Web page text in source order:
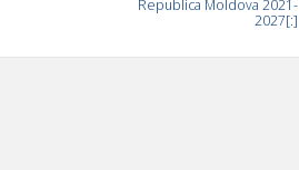
Republica Moldova 2021-
2027[:]